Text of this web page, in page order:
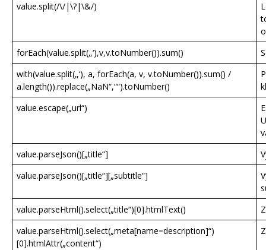
value.split(/\/|\?|\&/)
forEach(value.split(‚,‘),v,v.toNumber()).sum()
with(value.split(‚,‘), a, forEach(a, v, v.toNumber()).sum() /
a.length()).replace(„NaN“,““).toNumber()
value.escape(„url“)
value.parseJson()[„title“]
value.parseJson()[„title“][„subtitle“]
value.parseHtml().select(„title“)[0].htmlText()
value.parseHtml().select(„meta[name=description]“)
[0].htmlAttr(„content“)